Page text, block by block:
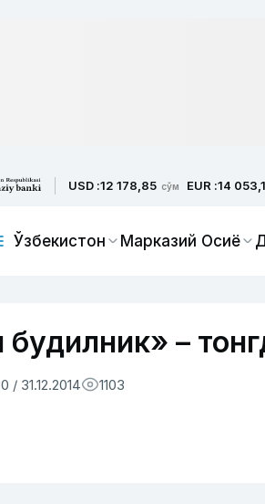
USD :12 178,85 сўм EUR :14
Ўзбекистон Марказий Осиё
–
/ 31.12.2014 1103